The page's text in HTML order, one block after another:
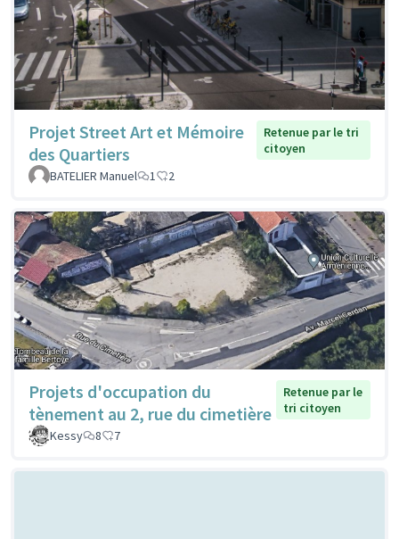
Projet Street Art et Mémoire
des Quartiers
Retenue par le tri
citoyen
BATELIER Manuel
1 2
Projets d'occupation du
tènement au 2, rue du cimetière
Retenue par le
tri citoyen
Kessy
8 7